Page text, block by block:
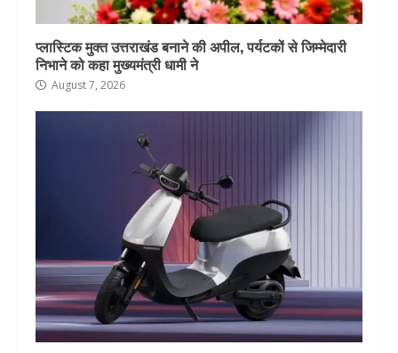
प्लास्टिक मुक्त उत्तराखंड बनाने की अपील, पर्यटकों से जिम्मेदारी
निभाने को कहा मुख्यमंत्री धामी ने
August 7, 2026